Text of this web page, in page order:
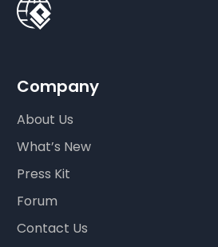
Company
About Us
What’s New
Press Kit
Forum
Contact Us